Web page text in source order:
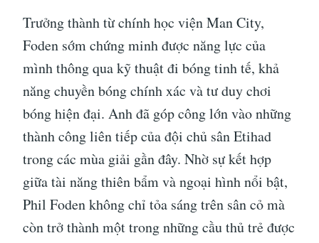
Trưởng thành từ chính học viện Man City,
Foden sớm chứng minh được năng lực của
mình thông qua kỹ thuật đi bóng tinh tế, khả
năng chuyền bóng chính xác và tư duy chơi
bóng hiện đại. Anh đã góp công lớn vào những
thành công liên tiếp của đội chủ sân Etihad
trong các mùa giải gần đây. Nhờ sự kết hợp
giữa tài năng thiên bẩm và ngoại hình nổi bật,
Phil Foden không chỉ tỏa sáng trên sân cỏ mà
còn trở thành một trong những cầu thủ trẻ được